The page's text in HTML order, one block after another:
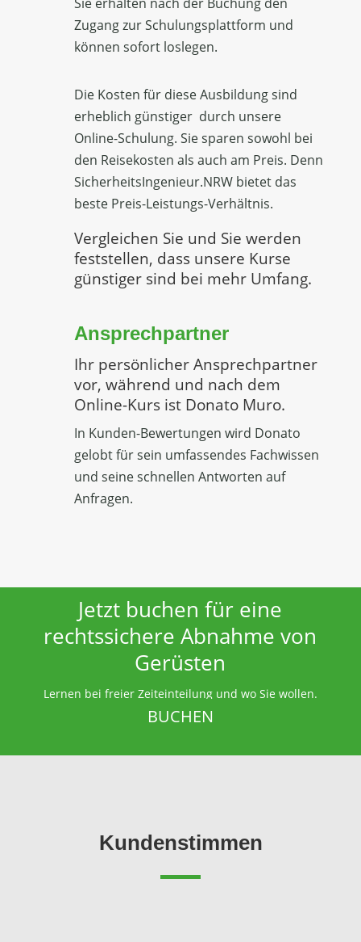
Zugang zur Schulungsplattform und
können sofort loslegen.
Die Kosten für diese Ausbildung sind
erheblich günstiger durch unsere
Online-Schulung. Sie sparen sowohl bei
den Reisekosten als auch am Preis. Denn
SicherheitsIngenieur.NRW bietet das
beste Preis-Leistungs-Verhältnis.
Vergleichen Sie und Sie werden
feststellen, dass unsere Kurse
günstiger sind bei mehr Umfang.
Ansprechpartner
Ihr persönlicher Ansprechpartner
vor, während und nach dem
Online-Kurs ist Donato Muro.
In Kunden-Bewertungen wird Donato
gelobt für sein umfassendes Fachwissen
und seine schnellen Antworten auf
Anfragen.
Jetzt buchen für eine
rechtssichere Abnahme von
Gerüsten
Lernen bei freier Zeiteinteilung und wo Sie wollen.
BUCHEN
Kundenstimmen